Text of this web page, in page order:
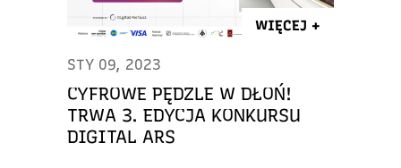
WIĘCEJ +
STY 09, 2023
CYFROWE PĘDZLE W DŁOŃ!
TRWA 3. EDYCJA KONKURSU
DIGITAL ARS